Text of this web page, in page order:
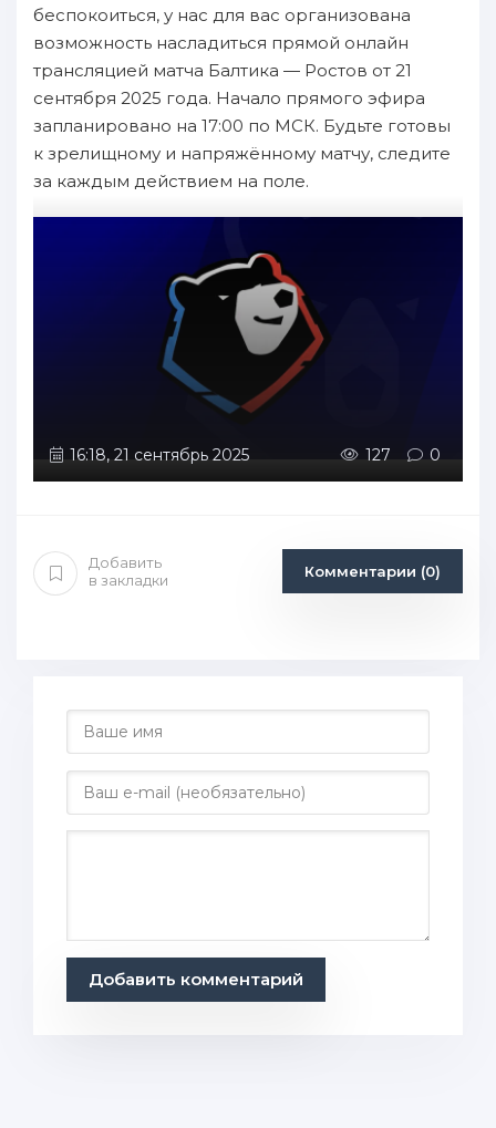
беспокоиться, у нас для вас организована
возможность насладиться прямой онлайн
трансляцией матча Балтика — Ростов от 21
сентября 2025 года. Начало прямого эфира
запланировано на 17:00 по МСК. Будьте готовы
к зрелищному и напряжённому матчу, следите
за каждым действием на поле.
16:18, 21 сентябрь 2025 127 0
Добавить
в закладки
Комментарии (0)
Добавить комментарий